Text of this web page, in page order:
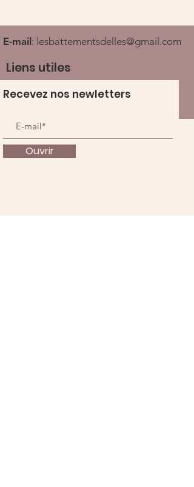
E-mail : lesbattementsdelles@gmail.com
Liens utiles
Recevez nos newletters
Ouvrir